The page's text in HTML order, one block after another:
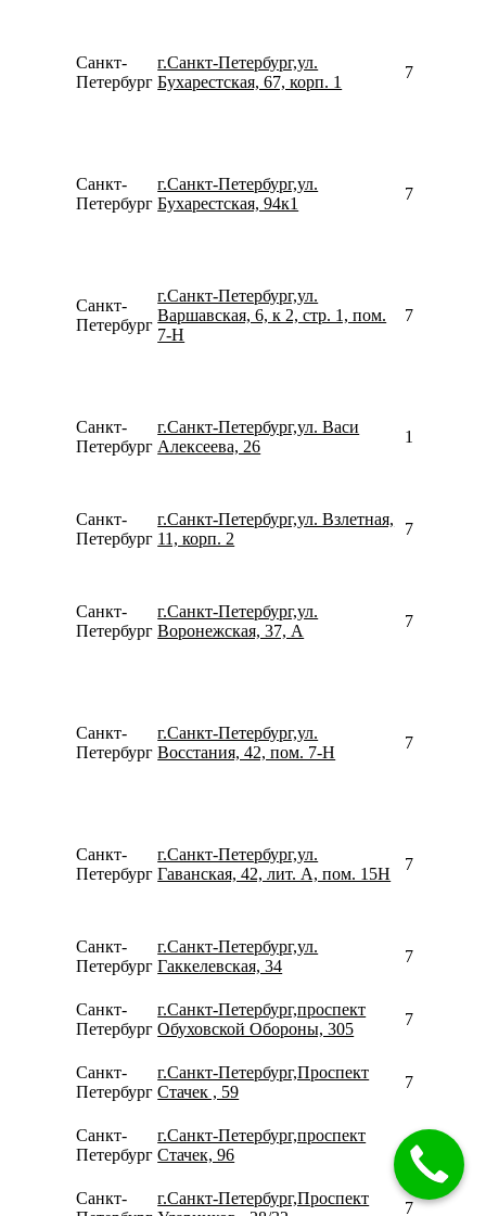
Санкт-
Петербург
г.Санкт-Петербург,ул.
Бухарестская, 67, корп. 1
Санкт-
Петербург
г.Санкт-Петербург,ул.
Бухарестская, 94к1
Санкт-
Петербург
г.Санкт-Петербург,ул.
Варшавская, 6, к 2, стр. 1, пом.
7-Н
Санкт-
Петербург
г.Санкт-Петербург,ул. Васи
Алексеева, 26
Санкт-
Петербург
г.Санкт-Петербург,ул. Взлетная,
11, корп. 2
Санкт-
Петербург
г.Санкт-Петербург,ул.
Воронежская, 37, А
Санкт-
Петербург
г.Санкт-Петербург,ул.
Восстания, 42, пом. 7-Н
Санкт-
Петербург
г.Санкт-Петербург,ул.
Гаванская, 42, лит. А, пом. 15Н
Санкт-
Петербург
г.Санкт-Петербург,ул.
Гаккелевская, 34
Санкт-
Петербург
г.Санкт-Петербург,проспект
Обуховской Обороны, 305
Санкт-
Петербург
г.Санкт-Петербург,Проспект
Стачек , 59
Санкт-
Петербург
г.Санкт-Петербург,проспект
Стачек, 96
Санкт-
г.Санкт-Петербург,Проспект